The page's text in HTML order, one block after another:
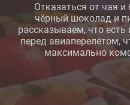
Отказаться от чая
чёрный шоколад и
рассказываем, что есть
перед авиаперелётом,
максимально